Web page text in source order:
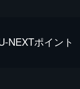
NEXTポイント